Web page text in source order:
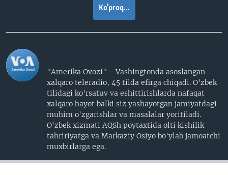
Ko'proq...
"Amerika Ovozi" - Vashingtonda asoslangan
xalqaro teleradio, 45 tilda efirga chiqadi. O'zbek
tilidagi ko'rsatuv va eshittirishlarda nafaqat
xalqaro hayot balki siz yashayotgan jamiyatdagi
muhim o'zgarishlar va masalalar yoritiladi.
O'zbek xizmati AQSh poytaxtida olti kishilik
tahririyatga va Markaziy Osiyo bo'ylab jamoatchi
muxbirlarga ega.